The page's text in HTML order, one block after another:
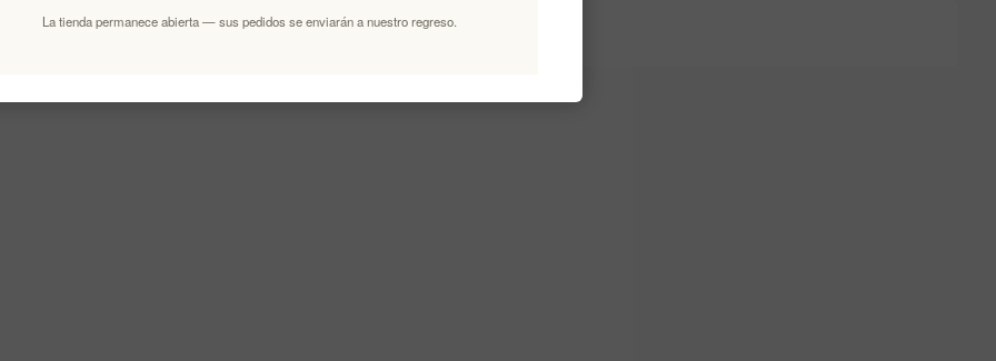
1 2 3 4
La tienda permanece abierta — sus pedidos se enviarán a nuestro regreso.